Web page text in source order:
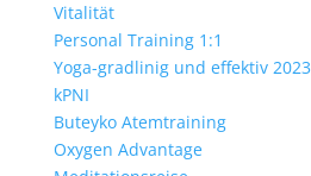
Vitalität
Personal Training 1:1
Yoga-gradlinig und effektiv 2023
kPNI
Buteyko Atemtraining
Oxygen Advantage